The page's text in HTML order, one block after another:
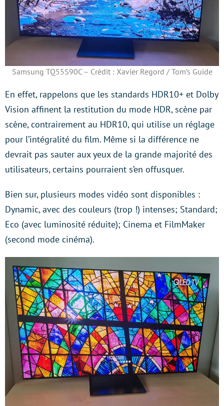
Samsung TQ55S90C – Crédit : Xavier Regord / Tom’s Guide
En effet, rappelons que les standards HDR10+ et Dolby
Vision affinent la restitution du mode HDR, scène par
scène, contrairement au HDR10, qui utilise un réglage
pour l’intégralité du film. Même si la différence ne
devrait pas sauter aux yeux de la grande majorité des
utilisateurs, certains pourraient s’en offusquer.
Bien sur, plusieurs modes vidéo sont disponibles :
Dynamic, avec des couleurs (trop !) intenses; Standard;
Eco (avec luminosité réduite); Cinema et FilmMaker
(second mode cinéma).